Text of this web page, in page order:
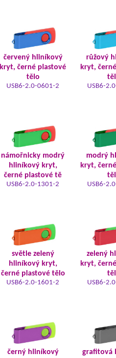
červený hliníkový
kryt, černé plastové
tělo
USB6-2.0-0601-2
růžový
kryt,
USB6-
námořnicky modrý
hliníkový kryt,
černé plastové tě
USB6-2.0-1301-2
modrý
kryt,
USB6-
světle zelený
hliníkový kryt,
černé plastové tělo
USB6-2.0-1601-2
zelený
kryt,
USB6-
černý hliníkový
grafitová